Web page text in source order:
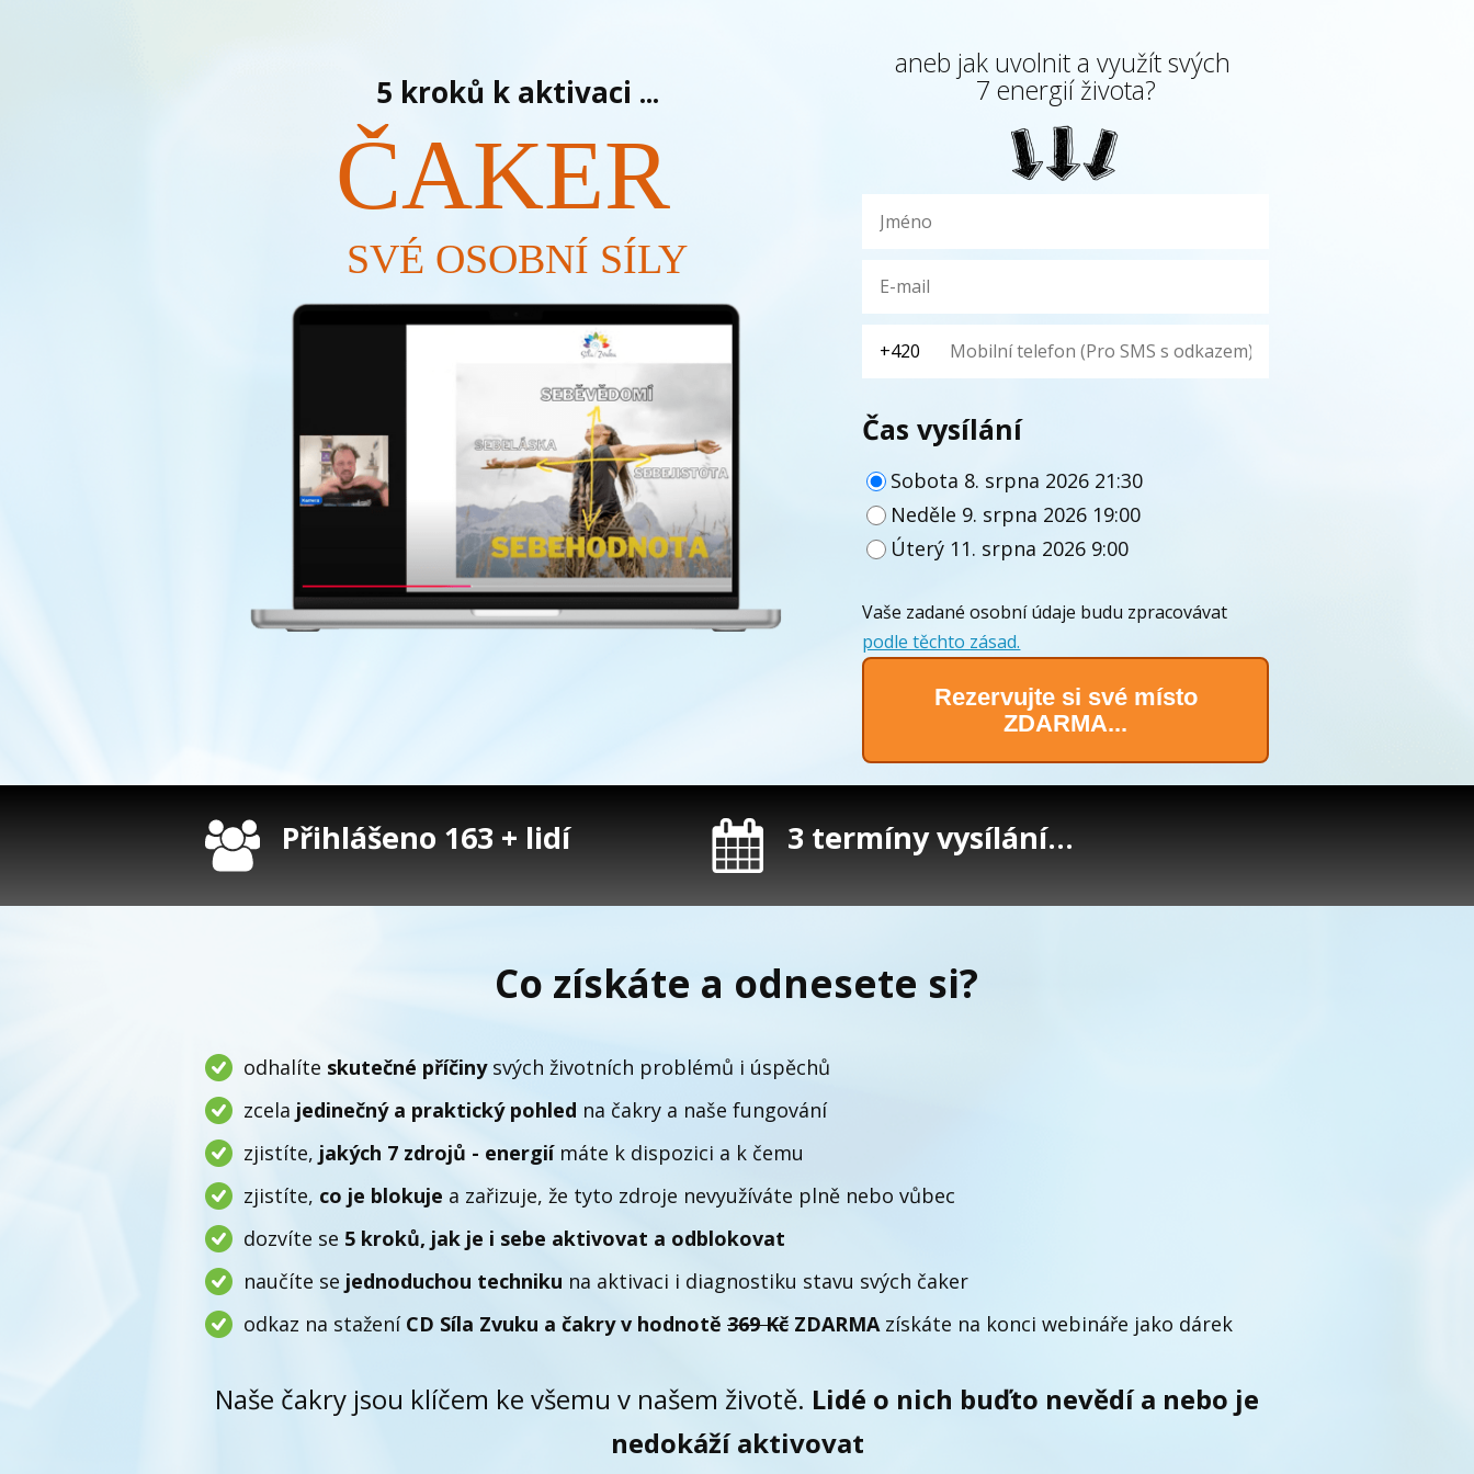
5 kroků k aktivaci ...
ČAKER
SVÉ OSOBNÍ SÍLY
aneb jak uvolnit a využít svých
7 energií života?
Čas vysílání
Sobota 8. srpna 2026 21:30
Neděle 9. srpna 2026 19:00
Úterý 11. srpna 2026 9:00
Vaše zadané osobní údaje budu zpracovávat
podle těchto zásad.
Rezervujte si své místo
ZDARMA...
Přihlášeno 163 + lidí 3 termíny vysílání...
Co získáte a odnesete si?
odhalíte skutečné příčinysvých životních problémů i úspěchů
zcela jedinečný a praktický pohled na čakry a naše fungování
zjistíte, jakých 7 zdrojů - energiímáte k dispozici a k čemu
zjistíte, co je blokuje a zařizuje, že tyto zdroje nevyužíváte plně nebo vůbec
dozvíte se 5 kroků, jak je i sebe aktivovat a odblokovat
naučíte se jednoduchou techniku na aktivaci i diagnostiku stavu svých čaker
odkaz na stažení CD Síla Zvuku a čakry v hodnotě 369 Kč ZDARMA získáte na konci webináře jako dárek
Naše čakry jsou klíčem ke všemu v našem životě. Lidé o nich buďto nevědí a nebo je
nedokáží aktivovat